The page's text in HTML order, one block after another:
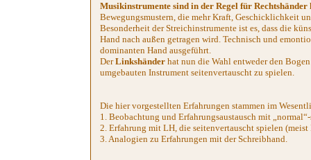
Musikinstrumente sind in der Regel für
Bewegungsmustern, die mehr Kraft, Geschicklichkeit
Besonderheit der Streichinstrumente ist es, dass die
Hand nach außen getragen wird. Technisch und
dominanten Hand ausgeführt.
DerLinkshänder hat nun die Wahl entweder den
umgebauten Instrument seitenvertauscht zu spielen.
Die hier vorgestellten Erfahrungen stammen im
1. Beobachtung und Erfahrungsaustausch mit
2. Erfahrung mit LH, die seitenvertauscht spielen
3. Analogien zu Erfahrungen mit der Schreibhand.